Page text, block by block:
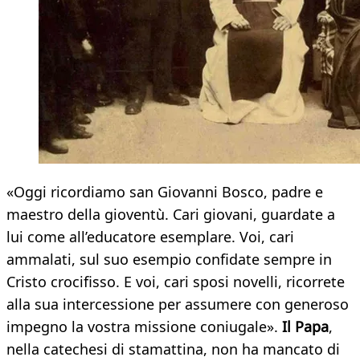
«Oggi ricordiamo san Giovanni Bosco, padre e
maestro della gioventù. Cari giovani, guardate a
lui come all’educatore esemplare. Voi, cari
ammalati, sul suo esempio confidate sempre in
Cristo crocifisso. E voi, cari sposi novelli, ricorrete
alla sua intercessione per assumere con generoso
impegno la vostra missione coniugale». Il Papa,
nella catechesi di stamattina, non ha mancato di